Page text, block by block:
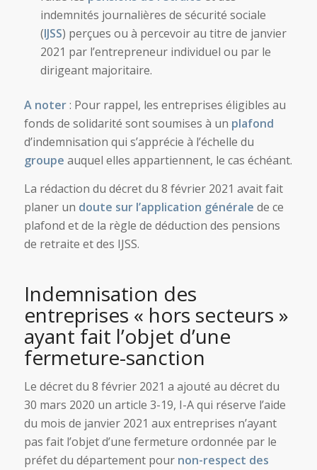
indemnités journalières de sécurité sociale
(IJSS) perçues ou à percevoir au titre de janvier
2021 par l’entrepreneur individuel ou par le
dirigeant majoritaire.
A noter: Pour rappel, les entreprises éligibles au
fonds de solidarité sont soumises à un plafond
d’indemnisation qui s’apprécie à l’échelle du
groupe auquel elles appartiennent, le cas échéant.
La rédaction du décret du 8 février 2021 avait fait
planer un doute sur l’application générale de ce
plafond et de la règle de déduction des pensions
de retraite et des IJSS.
Indemnisation des
entreprises « hors secteurs »
ayant fait l’objet d’une
fermeture-sanction
Le décret du 8 février 2021 a ajouté au décret du
30 mars 2020 un article 3-19, I-A qui réserve l’aide
du mois de janvier 2021 aux entreprises n’ayant
pas fait l’objet d’une fermeture ordonnée par le
préfet du département pour non-respect des